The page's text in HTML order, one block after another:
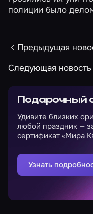
полиции было
Предыдущая
Следующая новость
Подарочный
Удивите близких
любой праздник —
сертификат «Мира
Узнать